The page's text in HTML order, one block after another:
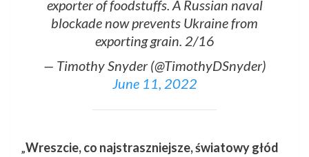
exporter of foodstuffs. A Russian naval
blockade now prevents Ukraine from
exporting grain. 2/16
— Timothy Snyder (@TimothyDSnyder)
June 11, 2022
„Wreszcie, co najstraszniejsze, światowy głód